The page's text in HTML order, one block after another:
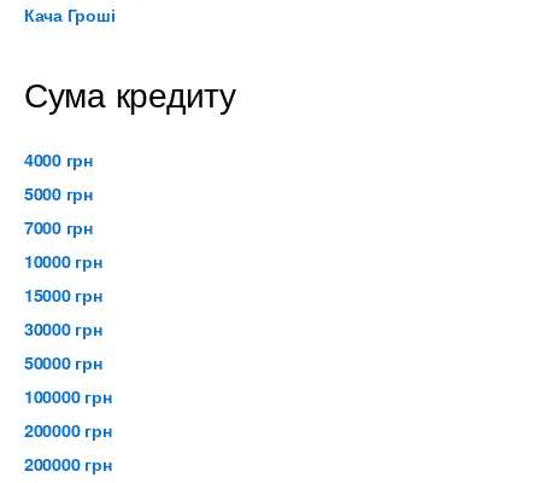
Кача Гроші
Сума кредиту
4000 грн
5000 грн
7000 грн
10000 грн
15000 грн
30000 грн
50000 грн
100000 грн
200000 грн
200000 грн